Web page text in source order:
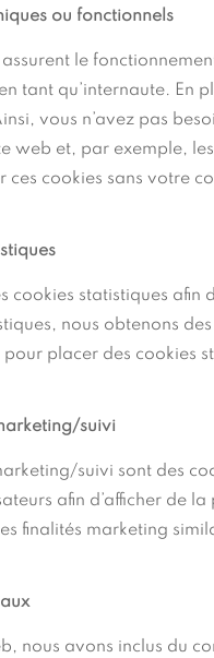
ou fonctionnels
le
tant qu’internaute. En
vous n’avez pas
web et, par exemple,
ces cookies sans votre
cookies statistiques afin
nous obtenons
placer des cookies
suivi
suivi sont des
afin d’afficher de
finalités marketing
nous avons inclus du